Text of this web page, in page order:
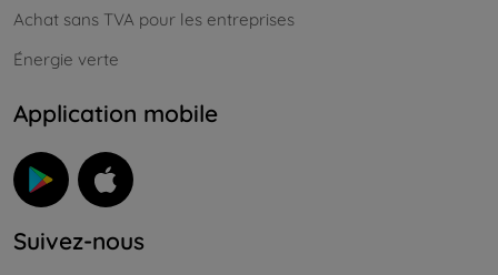
Achat sans TVA pour les entreprises
Énergie verte
Application mobile
Suivez-nous